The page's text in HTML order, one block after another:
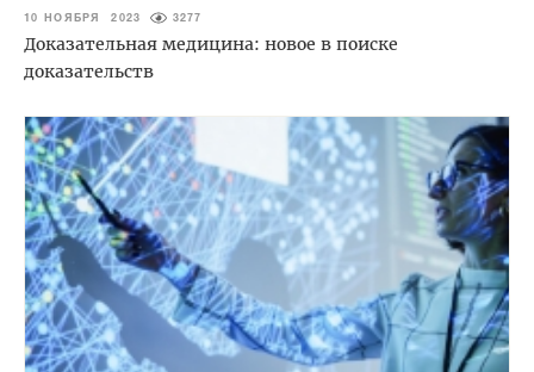
10 НОЯБРЯ 2023 3277
Доказательная медицина: новое в поиске
доказательств